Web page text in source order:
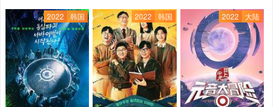
2022 韩国 2022 韩国 2022 大陆